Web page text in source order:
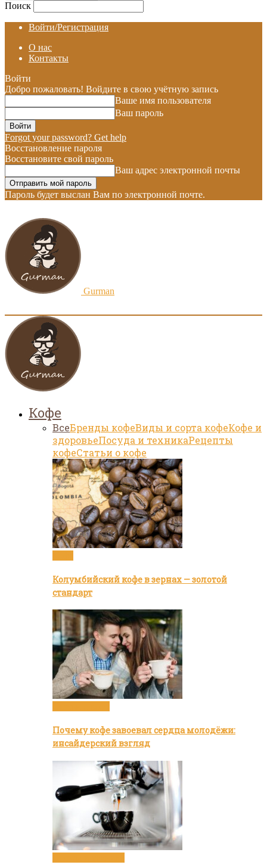
Поиск
Войти/Регистрация
О нас
Контакты
Войти
Добро пожаловать! Войдите в свою учётную запись
Ваше имя пользователя
Ваш пароль
Forgot your password? Get help
Восстановление пароля
Восстановите свой пароль
Ваш адрес электронной почты
Пароль будет выслан Вам по электронной почте.
Gurman
Кофе
ВсеБренды кофеВиды и сорта кофеКофе и
здоровьеПосуда и техникаРецепты
кофеСтатьи о кофе
Колумбийский кофе в зернах — золотой
стандарт
Почему кофе завоевал сердца молодёжи:
инсайдерский взгляд